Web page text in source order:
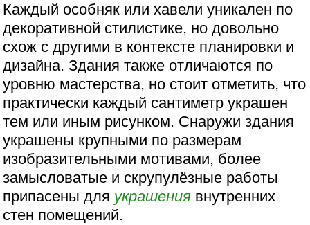
Каждый особняк или хавели уникален по
декоративной стилистике, но довольно
схож с другими в контексте планировки и
дизайна. Здания также отличаются по
уровню мастерства, но стоит отметить, что
практически каждый сантиметр украшен
тем или иным рисунком. Снаружи здания
украшены крупными по размерам
изобразительными мотивами, более
замысловатые и скрупулёзные работы
припасены для украшения внутренних
стен помещений.